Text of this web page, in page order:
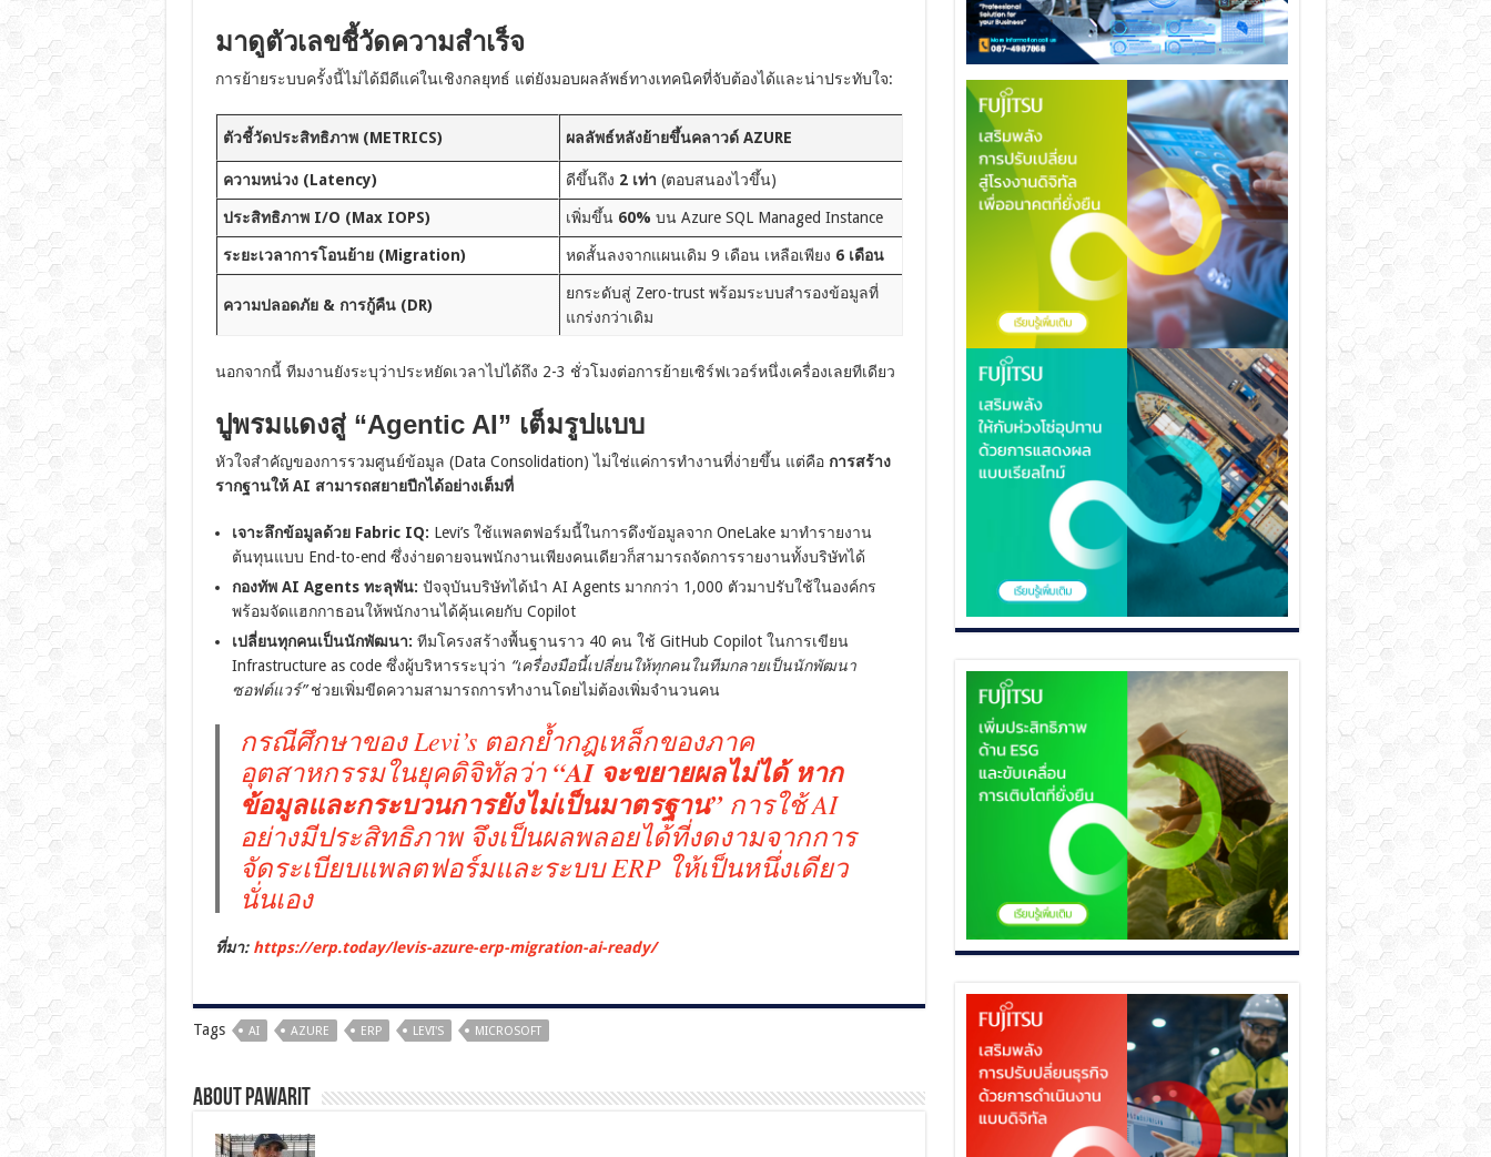
มาดูตัวเลขชี้วัดความสำเร็จ
การย้ายระบบครั้งนี้ไม่ได้มีดีแค่ในเชิงกลยุทธ์ แต่ยังมอบผลลัพธ์ทางเทคนิคที่จับต้องได้และน่าประทับใจ:
ตัวชี้วัดประสิทธิภาพ (METRICS) ผลลัพธ์หลังย้ายขึ้นคลาวด์ AZURE
ความหน่วง (Latency) ดีขึ้นถึง 2 เท่า (ตอบสนองไวขึ้น)
ประสิทธิภาพ I/O (Max IOPS) เพิ่มขึ้น 60% บน Azure SQL Managed Instance
ระยะเวลาการโอนย้าย (Migration) หดสั้นลงจากแผนเดิม 9 เดือน เหลือเพียง 6 เดือน
ความปลอดภัย & การกู้คืน (DR)
ยกระดับสู่ Zero-trust พร้อมระบบสำรองข้อมูลที่
แกร่งกว่าเดิม
นอกจากนี้ ทีมงานยังระบุว่าประหยัดเวลาไปได้ถึง 2-3 ชั่วโมงต่อการย้ายเซิร์ฟเวอร์หนึ่งเครื่องเลยทีเดียว
ปูพรมแดงสู่ “Agentic AI” เต็มรูปแบบ
หัวใจสำคัญของการรวมศูนย์ข้อมูล (Data Consolidation) ไม่ใช่แค่การทำงานที่ง่ายขึ้น แต่คือ การสร้าง
รากฐานให้ AI สามารถสยายปีกได้อย่างเต็มที่
เจาะลึกข้อมูลด้วย Fabric IQ: Levi’s ใช้แพลตฟอร์มนี้ในการดึงข้อมูลจาก OneLake มาทำรายงาน
ต้นทุนแบบ End-to-end ซึ่งง่ายดายจนพนักงานเพียงคนเดียวก็สามารถจัดการรายงานทั้งบริษัทได้
กองทัพ AI Agents ทะลุพัน: ปัจจุบันบริษัทได้นำ AI Agents มากกว่า 1,000 ตัวมาปรับใช้ในองค์กร
พร้อมจัดแฮกกาธอนให้พนักงานได้คุ้นเคยกับ Copilot
เปลี่ยนทุกคนเป็นนักพัฒนา: ทีมโครงสร้างพื้นฐานราว 40 คน ใช้ GitHub Copilot ในการเขียน
Infrastructure as code ซึ่งผู้บริหารระบุว่า “เครื่องมือนี้เปลี่ยนให้ทุกคนในทีมกลายเป็นนักพัฒนา
ซอฟต์แวร์”ช่วยเพิ่มขีดความสามารถการทำงานโดยไม่ต้องเพิ่มจำนวนคน
กรณีศึกษาของ Levi’s ตอกย้ำกฎเหล็กของภาค
อุตสาหกรรมในยุคดิจิทัลว่า“AI จะขยายผลไม่ได้ หาก
ข้อมูลและกระบวนการยังไม่เป็นมาตรฐาน”การใช้ AI
อย่างมีประสิทธิภาพ จึงเป็นผลพลอยได้ที่งดงามจากการ
จัดระเบียบแพลตฟอร์มและระบบ ERP ให้เป็นหนึ่งเดียว
นั่นเอง
ที่มา: https://erp.today/levis-azure-erp-migration-ai-ready/
Tags AI AZURE ERP LEVI'S MICROSOFT
About pawarit